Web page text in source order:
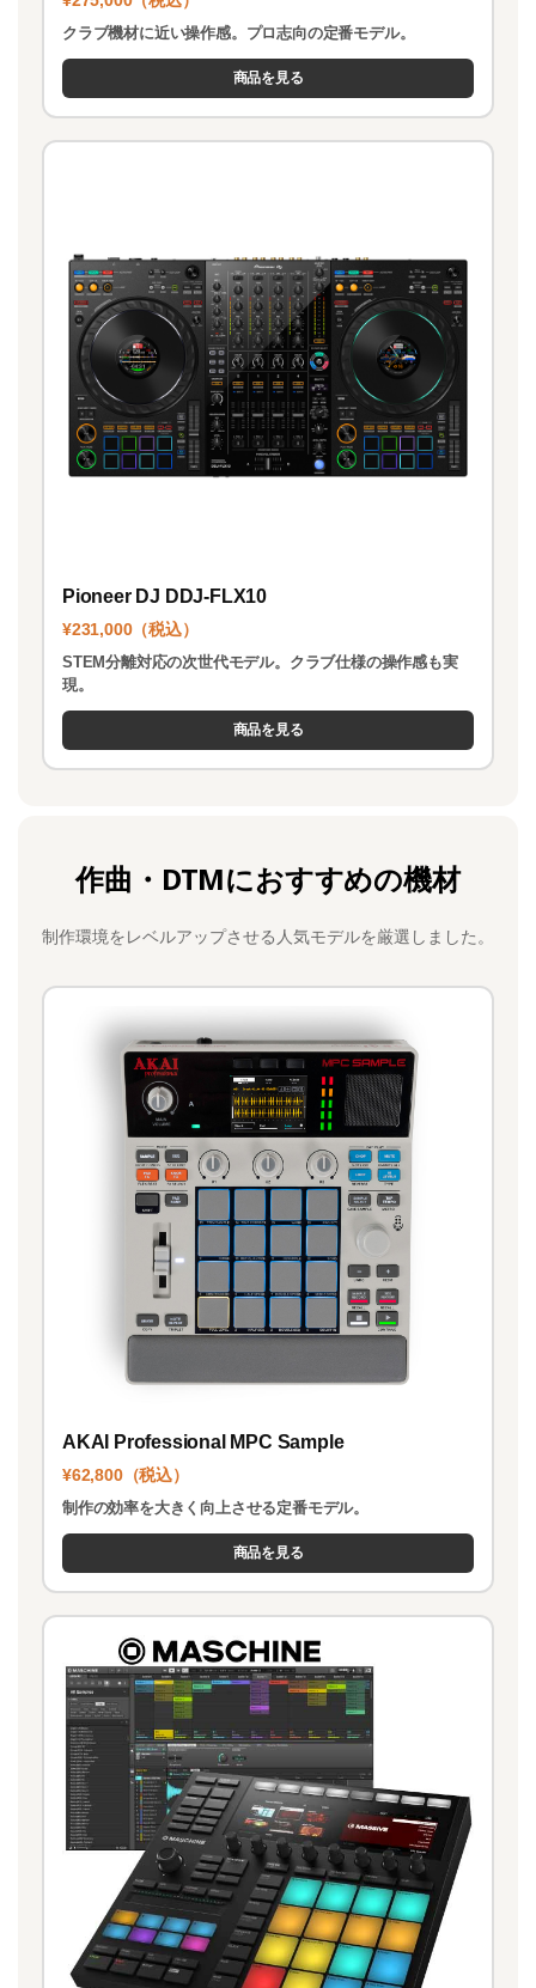
クラブ機材に近い操作感。プロ志向の定番モデル。
商品を見る
Pioneer DJ DDJ-FLX10
¥231,000（税込）
STEM分離対応の次世代モデル。クラブ仕様の操作感も実
現。
商品を見る
作曲・DTMにおすすめの機材
制作環境をレベルアップさせる人気モデルを厳選しました。
AKAI Professional MPC Sample
¥62,800（税込）
制作の効率を大きく向上させる定番モデル。
商品を見る